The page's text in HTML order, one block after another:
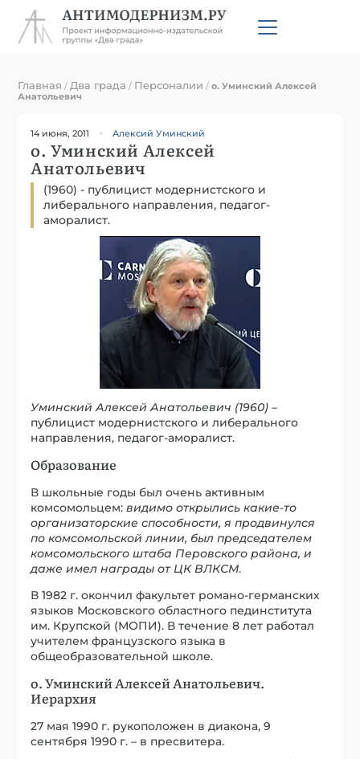
Главная / Два града / Персоналии /о. Уминский Алексей
Анатольевич
14 июня, 2011 Алексий Уминский
о. Уминский Алексей
Анатольевич
(1960) - публицист модернистского и
либерального направления, педагог-
аморалист.
Уминский Алексей Анатольевич (1960)–
публицист модернистского и либерального
направления, педагог-аморалист.
Образование
В школьные годы был очень активным
комсомольцем: видимо открылись какие-то
организаторские способности, я продвинулся
по комсомольской линии, был председателем
комсомольского штаба Перовского района, и
даже имел награды от ЦК ВЛКСМ.
В 1982 г. окончил факультет романо-германских
языков Московского областного пединститута
им. Крупской (МОПИ). В течение 8 лет работал
учителем французского языка в
общеобразовательной школе.
о. Уминский Алексей Анатольевич.
Иерархия
27 мая 1990 г. рукоположен в диакона, 9
сентября 1990 г. – в пресвитера.